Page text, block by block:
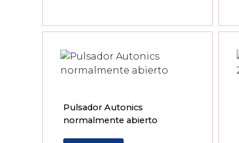
Pulsador Autonics
normalmente abierto